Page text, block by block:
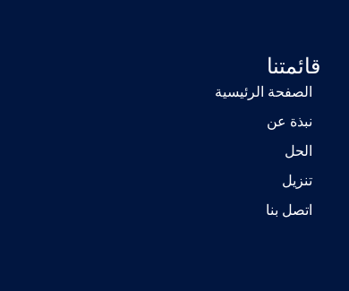
قائمتنا
الصفحة الرئيسية
نبذة عن
الحل
تنزيل
اتصل بنا